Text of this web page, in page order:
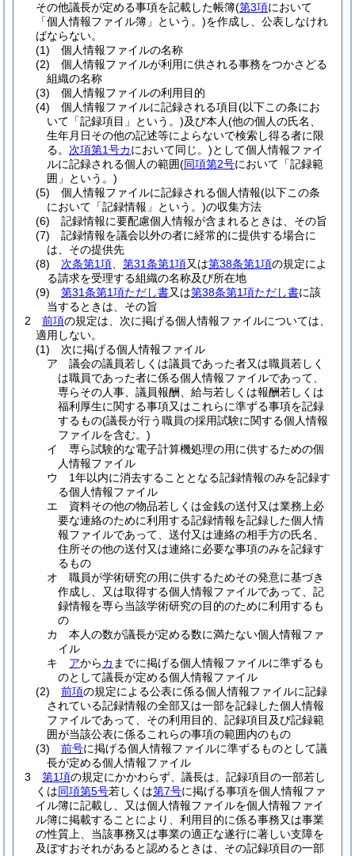
その他議長が定める事項を記載した帳簿(第3項において
「個人情報ファイル簿」という。)を作成し、公表しなけれ
ばならない。
(1)
個人情報ファイルの名称
(2)
個人情報ファイルが利用に供される事務をつかさどる
組織の名称
(3)
個人情報ファイルの利用目的
(4)
個人情報ファイルに記録される項目(以下この条にお
いて「記録項目」という。)及び本人(他の個人の氏名、
生年月日その他の記述等によらないで検索し得る者に限
る。 次項第1号カにおいて同じ。)として個人情報ファイ
ルに記録される個人の範囲(同項第2号において「記録範
囲」という。)
(5)
個人情報ファイルに記録される個人情報(以下この条
において「記録情報」という。)の収集方法
(6)
記録情報に要配慮個人情報が含まれるときは、その旨
(7)
記録情報を議会以外の者に経常的に提供する場合に
は、その提供先
(8)
次条第1項 第31条第1項又は第38条第1項の規定によ
る請求を受理する組織の名称及び所在地
(9)
第31条第1項ただし書又は第38条第1項ただし書に該
当するときは、その旨
2
前項の規定は、次に掲げる個人情報ファイルについては、
適用しない。
(1)
次に掲げる個人情報ファイル
ア
議会の議員若しくは議員であった者又は職員若しく
は職員であった者に係る個人情報ファイルであって、
専らその人事、議員報酬、給与若しくは報酬若しくは
福利厚生に関する事項又はこれらに準ずる事項を記録
するもの(議長が行う職員の採用試験に関する個人情報
ファイルを含む。)
イ
専ら試験的な電子計算機処理の用に供するための個
人情報ファイル
ウ
1年以内に消去することとなる記録情報のみを記録す
る個人情報ファイル
エ
資料その他の物品若しくは金銭の送付又は業務上必
要な連絡のために利用する記録情報を記録した個人情
報ファイルであって、送付又は連絡の相手方の氏名、
住所その他の送付又は連絡に必要な事項のみを記録す
るもの
オ
職員が学術研究の用に供するためその発意に基づき
作成し、又は取得する個人情報ファイルであって、記
録情報を専ら当該学術研究の目的のために利用するも
の
カ
本人の数が議長が定める数に満たない個人情報ファ
イル
キ
アからカ までに掲げる個人情報ファイルに準ずるも
のとして議長が定める個人情報ファイル
(2)
前項の規定による公表に係る個人情報ファイルに記録
されている記録情報の全部又は一部を記録した個人情報
ファイルであって、その利用目的、記録項目及び記録範
囲が当該公表に係るこれらの事項の範囲内のもの
(3)
前号に掲げる個人情報ファイルに準ずるものとして議
長が定める個人情報ファイル
3
第1項の規定にかかわらず、議長は、記録項目の一部若し
くは同項第5号若しくは第7号に掲げる事項を個人情報ファ
イル簿に記載し、又は個人情報ファイルを個人情報ファイ
ル簿に掲載することにより、利用目的に係る事務又は事業
の性質上、当該事務又は事業の適正な遂行に著しい支障を
及ぼすおそれがあると認めるときは、その記録項目の一部